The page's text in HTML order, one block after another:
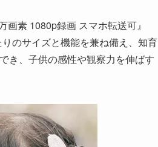
素 1080p録画 スマホ転送可』
のサイズと機能を兼ね備え、知育
き、子供の感性や観察力を伸ばす